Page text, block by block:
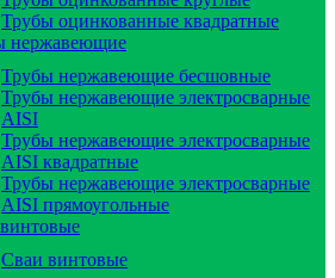
Трубы оцинкованные квадратные
нержавеющие
Трубы нержавеющие бесшовные
Трубы нержавеющие электросварные
AISI
Трубы нержавеющие электросварные
AISI квадратные
Трубы нержавеющие электросварные
AISI прямоугольные
Сваи винтовые